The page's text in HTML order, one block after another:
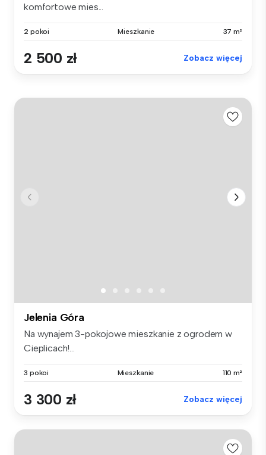
komfortowe mies...
2 pokoi Mieszkanie 37 m²
2 500 zł Zobacz więcej
Jelenia Góra
Na wynajem 3-pokojowe mieszkanie z ogrodem w
Cieplicach!...
3 pokoi Mieszkanie 110 m²
3 300 zł Zobacz więcej